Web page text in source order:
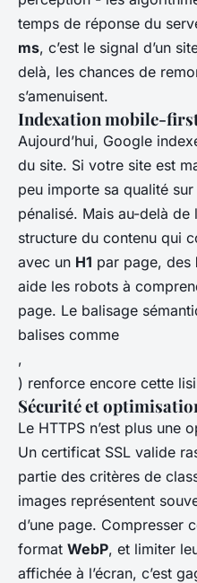
temps de réponse du
ms, c’est le signal d’un
delà, les chances de
s’amenuisent.
Indexation mobile-
Aujourd’hui, Google
du site. Si votre site est
peu importe sa qualité
pénalisé. Mais au-delà de
structure du contenu qui
avec un H1 par page, des
aide les robots à
page. Le balisage
balises comme
,
) renforce encore cette
Sécurité et
Le HTTPS n’est plus une
Un certificat SSL valide
partie des critères de
images représentent
d’une page. Compresser
format WebP, et limiter
affichée à l’écran, c’est